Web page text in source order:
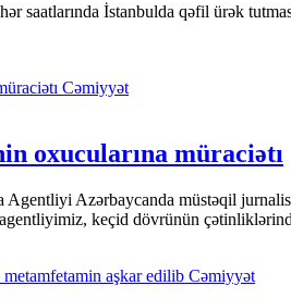
saatlarında İstanbulda qəfil ürək
Cəmiyyət
oxucularına müraciətı
Azərbaycanda müstəqil
keçid dövrünün
Cəmiyyət